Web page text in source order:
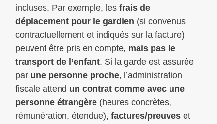
incluses. Par exemple, les frais de
déplacement pour le gardien (si convenus
contractuellement et indiqués sur la facture)
peuvent être pris en compte, mais pas le
transport de l’enfant. Si la garde est assurée
par une personne proche, l’administration
fiscale attend un contrat comme avec une
personne étrangère (heures concrètes,
rémunération, étendue), factures/preuves et